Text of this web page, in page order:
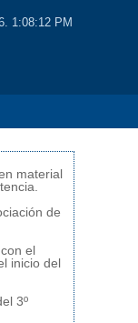
1:08:12 PM
material
de
el
inicio del
3º